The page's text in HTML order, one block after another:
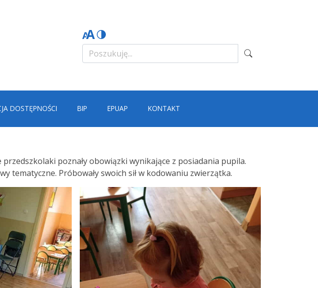
DOSTĘPNOŚCI BIP EPUAP KONTAKT
poznały obowiązki wynikające z posiadania pupila.
tematyczne. Próbowały swoich sił w kodowaniu zwierzątka.